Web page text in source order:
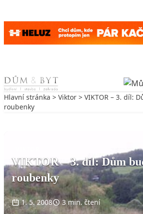
Skip to content
Hlavní stránka > Viktor > VIKTOR – 3. díl:
roubenky
VIKTOR – 3. díl: Dům
roubenky
1. 5. 2008 3 min. čtení